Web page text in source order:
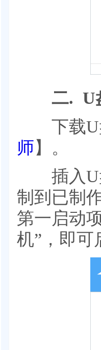
二. U盘
下载U
师】。
插入U盘
制到已制
第一启动
机”，即可